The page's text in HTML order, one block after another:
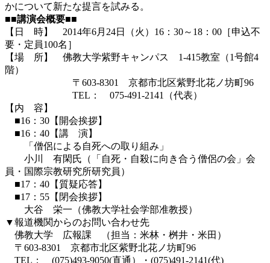
かについて新たな提言を試みる。
■■講演会概要■■
【日 時】 2014年6月24日（火）16：30～18：00［申込不
要・定員100名］
【場 所】 佛教大学紫野キャンパス 1-415教室（1号館4
階）
〒603-8301 京都市北区紫野北花ノ坊町96
TEL： 075-491-2141（代表）
【内 容】
■16：30【開会挨拶】
■16：40【講 演】
「僧侶による自死への取り組み」
小川 有閑氏（「自死・自殺に向き合う僧侶の会」会
員・国際宗教研究所研究員）
■17：40【質疑応答】
■17：55【閉会挨拶】
大谷 栄一（佛教大学社会学部准教授）
▼報道機関からのお問い合わせ先
佛教大学 広報課 （担当：米林・桝井・米田）
〒603-8301 京都市北区紫野北花ノ坊町96
TEL： (075)493-9050(直通）・(075)491-2141(代)